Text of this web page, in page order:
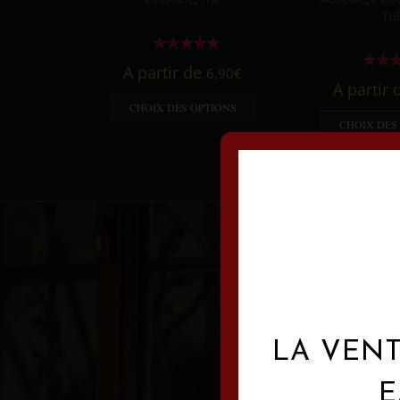
A partir de 6,90€
CHOIX DES OPTIONS
A partir
CHOIX DES
LA